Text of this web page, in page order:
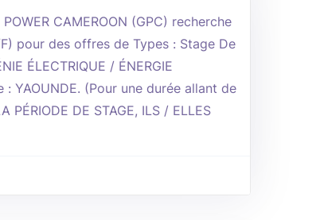
CAMEROON (GPC) recherche
pour des offres de Types : Stage De
ÉLECTRIQUE / ÉNERGIE
: YAOUNDE. (Pour une durée allant de
DE STAGE, ILS / ELLES